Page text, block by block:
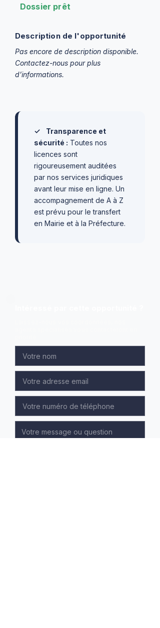
Dossier prêt
Description de l'opportunité
Pas encore de description disponible.
Contactez-nous pour plus
d’informations.
✓
Transparence et
sécurité : Toutes nos
licences sont
rigoureusement auditées
par nos services juridiques
avant leur mise en ligne. Un
accompagnement de A à Z
est prévu pour le transfert
en Mairie et à la Préfecture.